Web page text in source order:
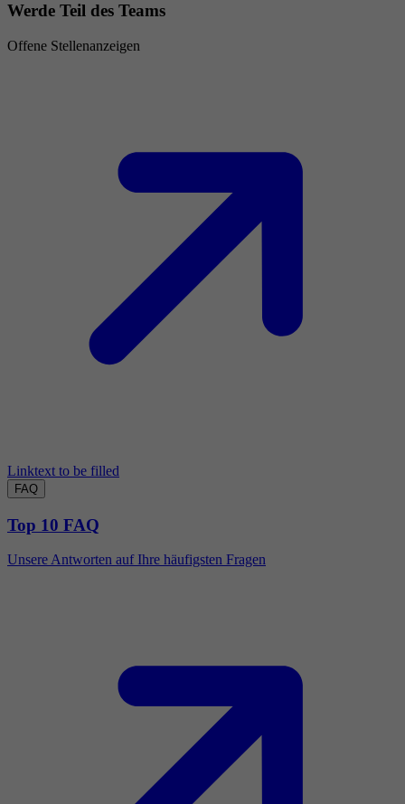
Werde Teil des Teams
Offene Stellenanzeigen
Linktext to be filled
FAQ
Top 10 FAQ
Unsere Antworten auf Ihre häufigsten Fragen